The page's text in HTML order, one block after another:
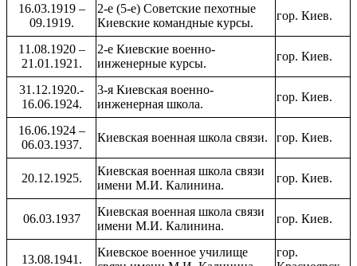
16.03.1919 –
09.1919.
2-е (5-е) Советские пехотные
Киевские командные курсы.
гор. Киев.
11.08.1920 –
21.01.1921.
2-е Киевские военно-
инженерные курсы.
гор. Киев.
31.12.1920.-
16.06.1924.
3-я Киевская военно-
инженерная школа.
гор. Киев.
16.06.1924 –
06.03.1937.
Киевская военная школа связи. гор. Киев.
20.12.1925.
Киевская военная школа связи
имени М.И. Калинина.
гор. Киев.
06.03.1937
Киевская военная школа связи
имени М.И. Калинина.
гор. Киев.
13.08.1941.
Киевское военное училище
гор.